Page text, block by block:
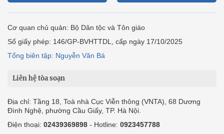
Cơ quan chủ quản: Bộ Dân tộc và Tôn giáo
Số giấy phép: 146/GP-BVHTTDL, cấp ngày 17/10/2025
Tổng biên tập: Nguyễn Văn Bá
Liên hệ tòa soạn
Địa chỉ: Tầng 18, Toà nhà Cục Viễn thông (VNTA), 68 Dương
Đình Nghệ, phường Cầu Giấy, TP. Hà Nội.
Điện thoại: 02439369898 - Hotline: 0923457788